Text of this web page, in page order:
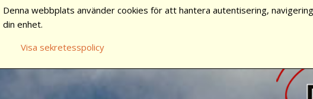
Denna webbplats använder cookies för att hantera autentisering,
din enhet.
Visa sekretesspolicy